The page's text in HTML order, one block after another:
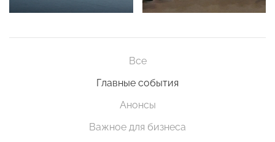
Все
Главные события
Анонсы
Важное для бизнеса